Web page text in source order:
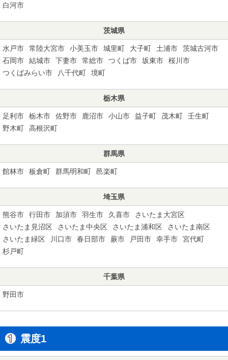
白河市
茨城県
水戸市 常陸大宮市 小美玉市 城里町 大子町 土浦市
茨城古河市
石岡市
結城市 下妻市 常総市 つくば市 坂東市
桜川市
つくばみらい市
八千代町 境町
栃木県
足利市 栃木市 佐野市 鹿沼市 小山市 益子町 茂木町
壬生町
野木町
高根沢町
群馬県
館林市 板倉町 群馬明和町 邑楽町
埼玉県
熊谷市 行田市 加須市 羽生市 久喜市
さいたま大宮区
さいたま見沼区
さいたま中央区 さいたま浦和区
さいたま南区
さいたま緑区
川口市 春日部市 蕨市 戸田市 幸手市
宮代町
杉戸町
千葉県
野田市
震度1